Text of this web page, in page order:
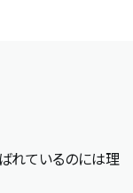
れているのには理